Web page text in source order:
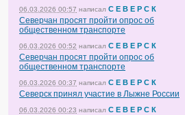
06.03.2026 00:57 написал С Е В Е Р С К
Северчан просят пройти опрос об
общественном транспорте
06.03.2026 00:52 написал С Е В Е Р С К
Северчан просят пройти опрос об
общественном транспорте
06.03.2026 00:37 написал С Е В Е Р С К
Северск принял участие в Лыжне России
06.03.2026 00:23 написал С Е В Е Р С К